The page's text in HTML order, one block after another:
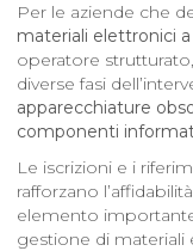
Per le aziende che
materiali elettronici a
operatore
diverse fasi
apparecchiature
componenti
Le iscrizioni e i
rafforzano
elemento
gestione di materiali